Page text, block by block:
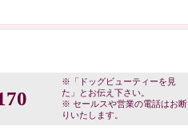
※「ドッグビューティーを見
た」とお伝え下さい。
※ セールスや営業の電話はお断
りいたします。